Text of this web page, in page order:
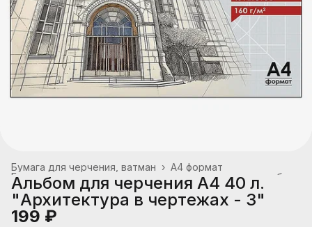
А4 формат
Бумага для черчения, ватман ›
Бумага для акварели, чертежных и копировальных работ
Канцтовары, школьные принадлежности
Главная ›
Альбом для черчения А4 40 л.
"Архитектура в чертежах - 3"
199 ₽